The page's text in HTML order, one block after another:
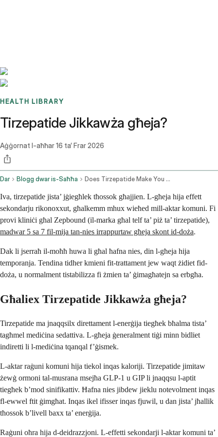
HEALTH LIBRARY
Tirzepatide Jikkawża għeja?
Aġġornat l-aħħar16 ta’ Frar 2026
Dar Blogg dwar is-Saħħa Does Tirzepatide Make You Tired
Iva, tirzepatide jista’ jġiegħlek tħossok għajjien. L-għeja hija effett
sekondarju rikonoxxut, għalkemm mhux wieħed mill-aktar komuni. Fi
provi kliniċi għal Zepbound (il-marka għal telf ta’ piż ta’ tirzepatide),
madwar 5 sa 7 fil-mija tan-nies irrappurtaw għeja skont id-doża.
Dak li jserraħ il-moħħ huwa li għal ħafna nies, din l-għeja hija
temporanja. Tendina tidher kmieni fit-trattament jew waqt żidiet fid-
doża, u normalment tistabilizza fi żmien ta’ ġimagħatejn sa erbgħa.
Għaliex Tirzepatide Jikkawża għeja?
Tirzepatide ma jnaqqsilx direttament l-enerġija tiegħek bħalma tista’
tagħmel mediċina sedattiva. L-għeja ġeneralment tiġi minn bidliet
indiretti li l-mediċina tqanqal f’ġismek.
L-aktar raġuni komuni hija tiekol inqas kaloriji. Tirzepatide jimitaw
żewġ ormoni tal-musrana msejħa GLP-1 u GIP li jnaqqsu l-aptit
tiegħek b’mod sinifikattiv. Ħafna nies jibdew jieklu notevolment inqas
fl-ewwel ftit ġimgħat. Inqas ikel ifisser inqas fjuwil, u dan jista’ jħallik
tħossok b’livell baxx ta’ enerġija.
Raġuni oħra hija d-deidrazzjoni. L-effetti sekondarji l-aktar komuni ta’